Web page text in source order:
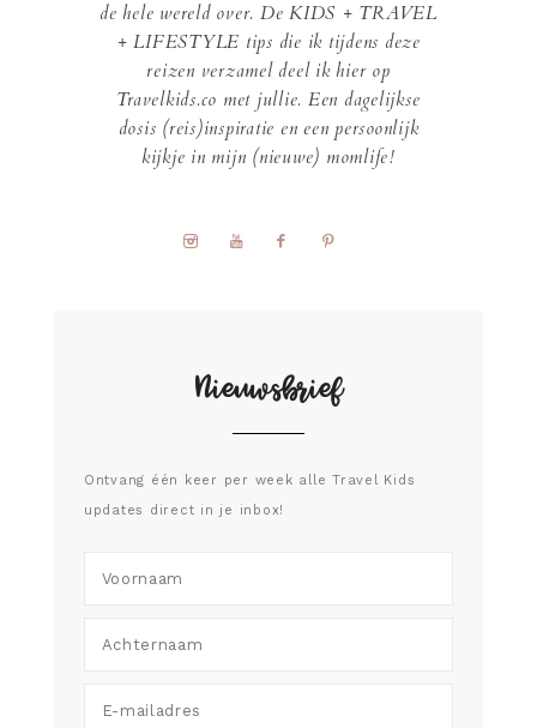
de hele wereld over. De KIDS + TRAVEL
+ LIFESTYLE tips die ik tijdens deze
reizen verzamel deel ik hier op
Travelkids.co met jullie. Een dagelijkse
dosis (reis)inspiratie en een persoonlijk
kijkje in mijn (nieuwe) momlife!
Nieuwsbrief
Ontvang één keer per week alle Travel Kids
updates direct in je inbox!